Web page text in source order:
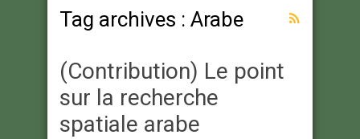
Tag archives : Arabe
(Contribution) Le point
sur la recherche
spatiale arabe